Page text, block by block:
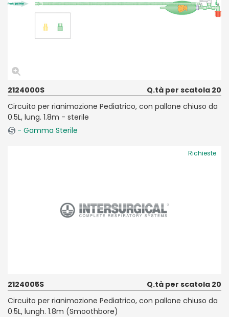
2124000S
Q.tà per scatola 20
Circuito per rianimazione Pediatrico, con pallone chiuso da
0.5L, lung. 1.8m - sterile
- Gamma Sterile
Richieste
2124005S
Q.tà per scatola 20
Circuito per rianimazione Pediatrico, con pallone chiuso da
0.5L, lungh. 1.8m (Smoothbore)